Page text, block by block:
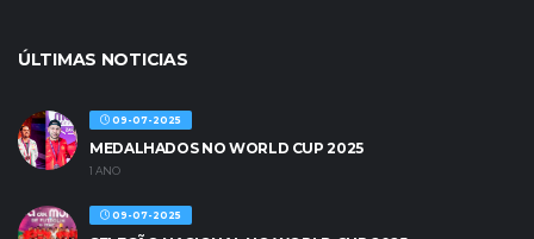
ÚLTIMAS NOTICIAS
09-07-2025
MEDALHADOS NO WORLD CUP 2025
1 ANO
09-07-2025